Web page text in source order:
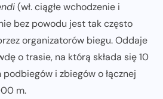
(wł. ciągłe wchodzenie i
bez powodu jest tak często
organizatorów biegu. Oddaje
o trasie, na którą składa się 10
podbiegów i zbiegów o łącznej
m.